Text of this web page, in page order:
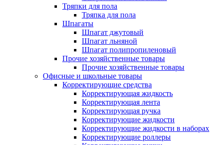
Тряпки для пола
Тряпка для пола
Шпагаты
Шпагат джутовый
Шпагат льняной
Шпагат полипропиленовый
Прочие хозяйственные товары
Прочие хозяйственные товары
Офисные и школьные товары
Корректирующие средства
Корректирующая жидкость
Корректирующая лента
Корректирующая ручка
Корректирующие жидкости
Корректирующие жидкости в наборах
Корректирующие роллеры